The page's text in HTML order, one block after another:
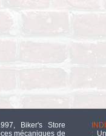
Biker's Store
mécaniques de
:Un